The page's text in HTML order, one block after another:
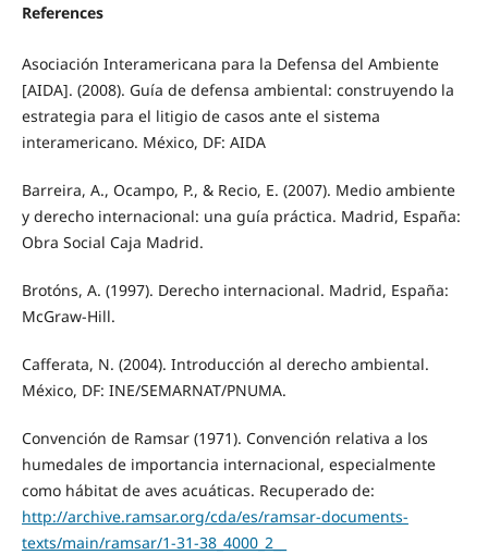
References
Asociación Interamericana para la Defensa del Ambiente
[AIDA]. (2008). Guía de defensa ambiental: construyendo la
estrategia para el litigio de casos ante el sistema
interamericano. México, DF: AIDA
Barreira, A., Ocampo, P., & Recio, E. (2007). Medio ambiente
y derecho internacional: una guía práctica. Madrid, España:
Obra Social Caja Madrid.
Brotóns, A. (1997). Derecho internacional. Madrid, España:
McGraw-Hill.
Cafferata, N. (2004). Introducción al derecho ambiental.
México, DF: INE/SEMARNAT/PNUMA.
Convención de Ramsar (1971). Convención relativa a los
humedales de importancia internacional, especialmente
como hábitat de aves acuáticas. Recuperado de:
http://archive.ramsar.org/cda/es/ramsar-documents-
texts/main/ramsar/1-31-38_4000_2__